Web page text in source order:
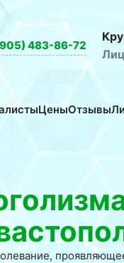
483-86-72
ЦеныОтзывы